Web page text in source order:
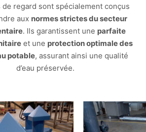
de regard sont spécialement conçus
aux normes strictes du secteur
. Ils garantissent une parfaite
et une protection optimale des
potable, assurant ainsi une qualité
d’eau préservée.